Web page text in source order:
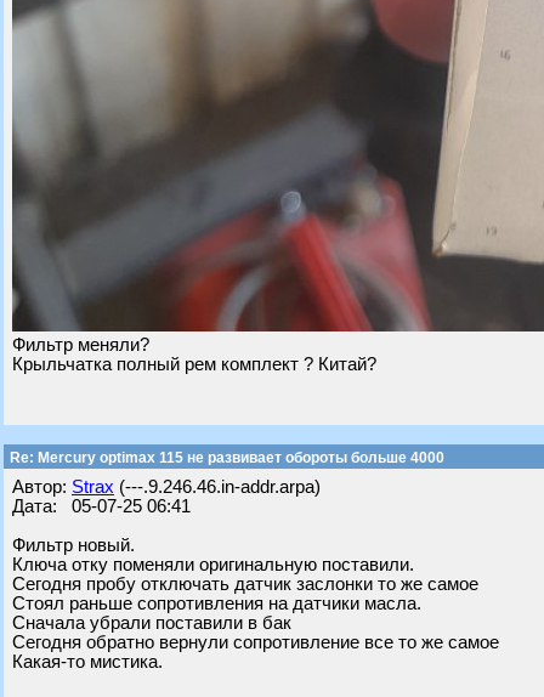
Фильтр меняли?
Крыльчатка полный рем комплект ? Китай?
Re: Mercury optimax 115 не развивает обороты больше 4000
Автор: Strax (---.9.246.46.in-addr.arpa)
Дата: 05-07-25 06:41
Фильтр новый.
Ключа отку поменяли оригинальную поставили.
Сегодня пробу отключать датчик заслонки то же самое
Стоял раньше сопротивления на датчики масла.
Сначала убрали поставили в бак
Сегодня обратно вернули сопротивление все то же самое
Какая-то мистика.